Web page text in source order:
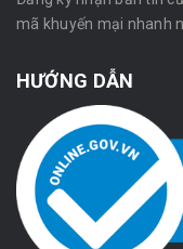
mã khuyến mại nhanh
HƯỚNG DẪN